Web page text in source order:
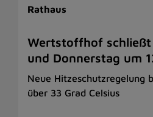
Rathaus
Wertstoffhof
und Donnerstag um
Neue Hitzeschutzregelung
über 33 Grad Celsius